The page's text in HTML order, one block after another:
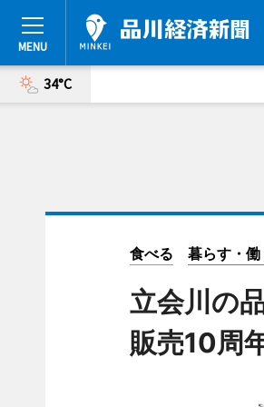
34°C
食べる 暮らす・働
立会川の
販売10周